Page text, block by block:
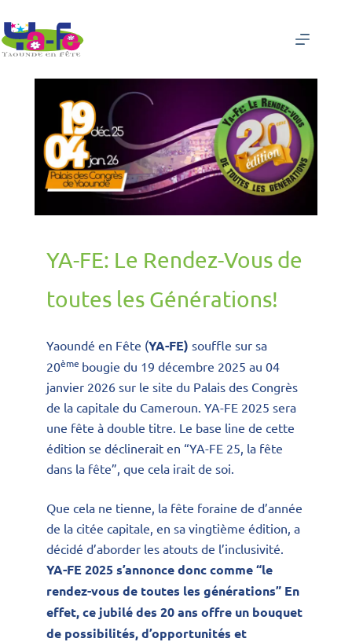
YA-FE: Le Rendez-Vous de
toutes les Générations!
Yaoundé en Fête (YA-FE) souffle sur sa
20ème bougie du 19 décembre 2025 au 04
janvier 2026 sur le site du Palais des Congrès
de la capitale du Cameroun. YA-FE 2025 sera
une fête à double titre. Le base line de cette
édition se déclinerait en “YA-FE 25, la fête
dans la fête”, que cela irait de soi.
Que cela ne tienne, la fête foraine de d’année
de la citée capitale, en sa vingtième édition, a
décidé d’aborder les atouts de l’inclusivité.
YA-FE 2025 s’annonce donc comme “le
rendez-vous de toutes les générations” En
effet, ce jubilé des 20 ans offre un bouquet
de possibilités, d’opportunités et